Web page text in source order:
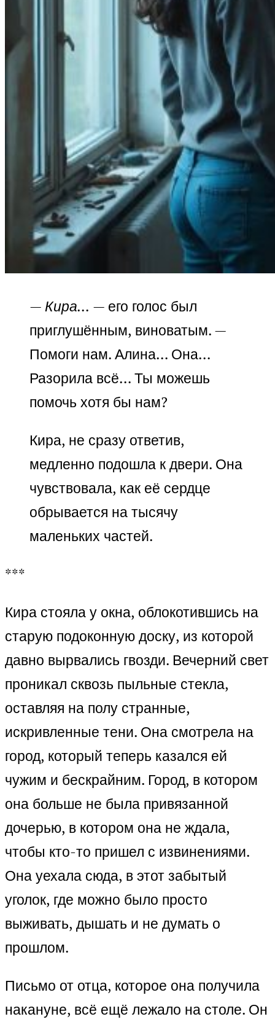
—Кира… — его голос был
приглушённым, виноватым. —
Помоги нам. Алина… Она…
Разорила всё… Ты можешь
помочь хотя бы нам?
Кира, не сразу ответив,
медленно подошла к двери. Она
чувствовала, как её сердце
обрывается на тысячу
маленьких частей.
***
Кира стояла у окна, облокотившись на
старую подоконную доску, из которой
давно вырвались гвозди. Вечерний свет
проникал сквозь пыльные стекла,
оставляя на полу странные,
искривленные тени. Она смотрела на
город, который теперь казался ей
чужим и бескрайним. Город, в котором
она больше не была привязанной
дочерью, в котором она не ждала,
чтобы кто-то пришел с извинениями.
Она уехала сюда, в этот забытый
уголок, где можно было просто
выживать, дышать и не думать о
прошлом.
Письмо от отца, которое она получила
накануне, всё ещё лежало на столе. Он